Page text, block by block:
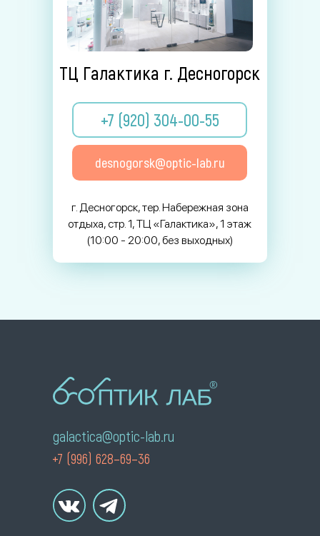
ТЦ Галактика г. Десногорск
+7 (920) 304-00-55
desnogorsk@optic-lab.ru
г. Десногорск, тер. Набережная зона
отдыха, стр. 1, ТЦ «Галактика», 1 этаж
(10:00 - 20:00, без выходных)
galactica@optic-lab.ru
+7 (996) 628–69–36